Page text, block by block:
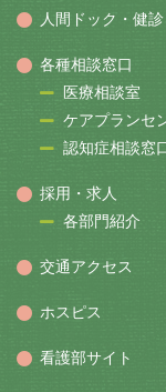
人間ドック・健
各種相談窓口
医療相談室
ケアプランセ
認知症相談窓
採用・求人
各部門紹介
交通アクセス
ホスピス
看護部サイト